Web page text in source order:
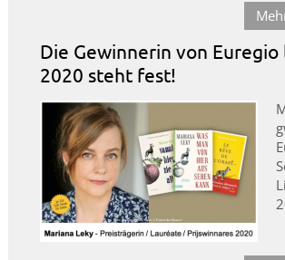
Die Gewinnerin von Euregio
2020 steht fest!